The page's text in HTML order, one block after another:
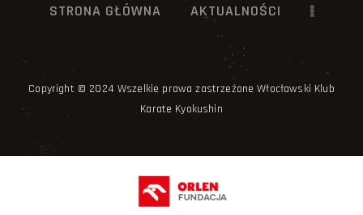
STRONA GŁÓWNA AKTUALNOŚCI
Copyright © 2024 Wszelkie prawa zastrzeżone Włocławski Klub
Karate Kyokushin